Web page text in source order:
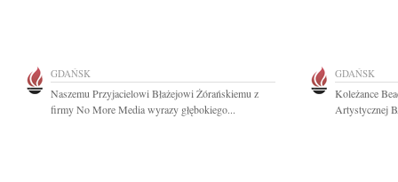
GDAŃSK
Naszemu Przyjacielowi Błażejowi Żórańskiemu z
firmy No More Media wyrazy głębokiego...
GDAŃSK
Koleżance
Artystycznej